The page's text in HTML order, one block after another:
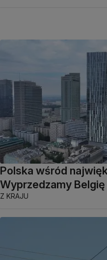
Polska wśród
Wyprzedzamy
Z KRAJU